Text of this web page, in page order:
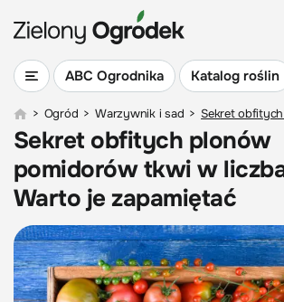
ABC Ogrodnika Katalog roślin
> Ogród > Warzywnik i sad > Sekret
Sekret obfitych plonów
pomidorów tkwi w
Warto je zapamiętać